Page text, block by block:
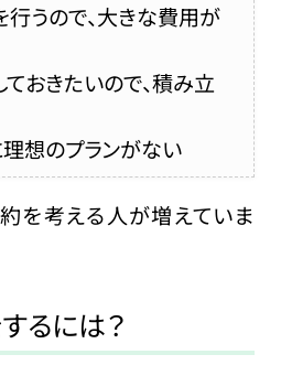
うので、大きな費用が
おきたいので、積み立
想のプランがない
を考える人が増えていま
るには？